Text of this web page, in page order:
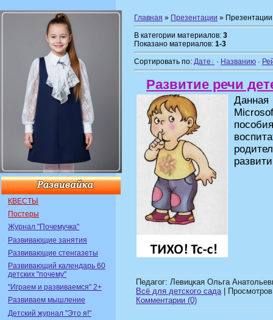
КВЕСТЫ
Постеры
Журнал "Почемучка"
Развивающие занятия
Развивающие стенгазеты
Развивающий календарь 60
детских "почему"
"Играем и развиваемся" 2+
Развиваем мышление
Детский журнал "Это я!"
Главная » Презентации »
В категории материалов: 3
Показано материалов: 1-3
Сортировать по: Дате · Названию ·
Развитие речи
Педагог: Левицкая Ольга
Всё для детского сада|
Комментарии (0)